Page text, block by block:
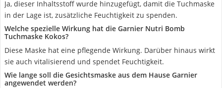
Ja, dieser Inhaltsstoff wurde hinzugefügt, damit die Tuchmaske
in der Lage ist, zusätzliche Feuchtigkeit zu spenden.
Welche spezielle Wirkung hat die Garnier Nutri Bomb
Tuchmaske Kokos?
Diese Maske hat eine pflegende Wirkung. Darüber hinaus wirkt
sie auch vitalisierend und spendet Feuchtigkeit.
Wie lange soll die Gesichtsmaske aus dem Hause Garnier
angewendet werden?